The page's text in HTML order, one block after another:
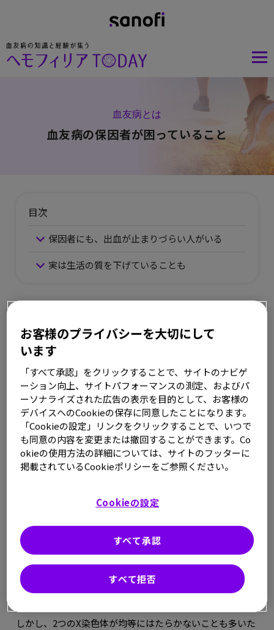
血友病とは
血友病の保因者が困っていること
目次
保因者にも、出血が止まりづらい人がいる
実は生活の質を下げていることも
医長 西田 恭治 先生
保因者にも、出血が止まりづらい人がい
る
これまで、血友病は主に男性の病気だと考えられてきまし
た。しかし、女性である保因者でも、出血が止まりにくい
という症状が高い頻度で起こっていることが知られるよう
になってきました。
えられます。これは、保因者が変異のないX染色体、変異
色体を2つ持っていますが、X染色体は体の中で無作為にい
ずれかがはたらいており、 ほぼ半数ずつはたらいていると
仮定すると、凝固因子活性も半分程度になると考えられま
す。実際、保因者の約3分の1は、凝固因子活性が保因者で
しかし、2つのX染色体が均等にはたらかないことも多いた
お客様のプライバシーを大切にして
います
「すべて承認」をクリックすることで、サイトのナビゲ
ーション向上、サイトパフォーマンスの測定、およびパ
ーソナライズされた広告の表示を目的として、お客様の
デバイスへのCookieの保存に同意したことになります。
「Cookieの設定」リンクをクリックすることで、いつで
も同意の内容を変更または撤回することができます。Co
okieの使用方法の詳細については、サイトのフッターに
掲載されているCookieポリシーをご参照ください。
Cookieの設定
すべて拒否
すべて承認